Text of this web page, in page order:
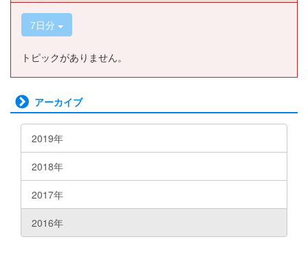
7日分
トピックがありません。
アーカイブ
2019年
2018年
2017年
2016年